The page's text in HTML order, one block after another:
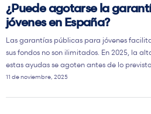
¿Puede agotarse la
jóvenes en España?
Las garantías públicas para jóvenes
sus fondos no son ilimitados. En 2025, la
estas ayudas se agoten antes de lo
11 de noviembre, 2025